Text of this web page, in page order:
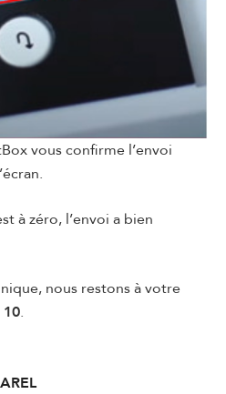
vous confirme l’envoi
à zéro, l’envoi a bien
nous restons à votre
.